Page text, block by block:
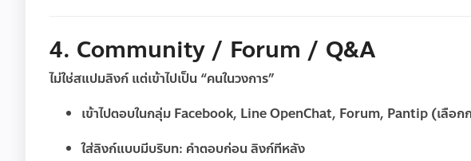
4. Community / Forum / Q&A
ไม่ใช่สแปมลิงก์ แต่เข้าไปเป็น “คนในวงการ”
เข้าไปตอบในกลุ่ม Facebook, Line OpenChat, Forum, Pantip (เลือก
ใส่ลิงก์แบบมีบริบท: คำตอบก่อน ลิงก์ทีหลัง